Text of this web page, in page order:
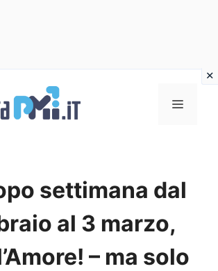
Menu
settimana dal
al 3 marzo,
– ma solo